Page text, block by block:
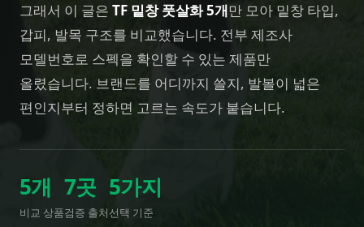
그래서 이 글은 TF 밑창 풋살화 5개만 모아 밑창 타입,
갑피, 발목 구조를 비교했습니다. 전부 제조사
모델번호로 스펙을 확인할 수 있는 제품만
올렸습니다. 브랜드를 어디까지 쓸지, 발볼이 넓은
편인지부터 정하면 고르는 속도가 붙습니다.
5개
비교 상품
7곳
검증 출처
5가지
선택 기준